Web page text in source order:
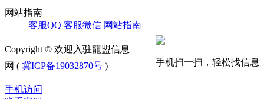
⽹站指南
客服QQ 客服微信 ⽹站指南
手机扫一扫，轻松找信息
Copyright © 欢迎入驻龍盟信息
网 ( 冀ICP备19032870号 )
手机访问